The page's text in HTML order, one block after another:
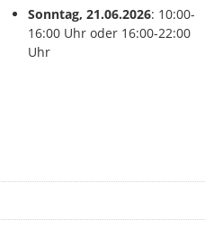
Sonntag, 21.06.2026: 10:00-
16:00 Uhr oder 16:00-22:00
Uhr